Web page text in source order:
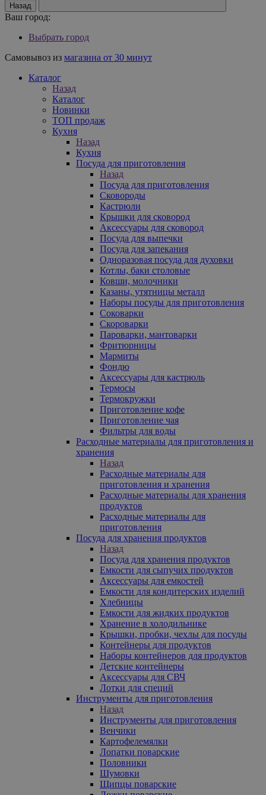
Назад
Ваш город:
Выбрать город
Самовывоз из магазина от 30 минут
Каталог
Назад
Каталог
Новинки
ТОП продаж
Кухня
Назад
Кухня
Посуда для приготовления
Назад
Посуда для приготовления
Сковороды
Кастрюли
Крышки для сковород
Аксессуары для сковород
Посуда для выпечки
Посуда для запекания
Одноразовая посуда для духовки
Котлы, баки столовые
Ковши, молочники
Казаны, утятницы металл
Наборы посуды для приготовления
Соковарки
Скороварки
Пароварки, мантоварки
Фритюрницы
Мармиты
Фондю
Аксессуары для кастрюль
Термосы
Термокружки
Приготовление кофе
Приготовление чая
Фильтры для воды
Расходные материалы для приготовления и
хранения
Назад
Расходные материалы для
приготовления и хранения
Расходные материалы для хранения
продуктов
Расходные материалы для
приготовления
Посуда для хранения продуктов
Назад
Посуда для хранения продуктов
Емкости для сыпучих продуктов
Аксессуары для емкостей
Емкости для кондитерских изделий
Хлебницы
Емкости для жидких продуктов
Хранение в холодильнике
Крышки, пробки, чехлы для посуды
Контейнеры для продуктов
Наборы контейнеров для продуктов
Детские контейнеры
Аксессуары для СВЧ
Лотки для специй
Инструменты для приготовления
Назад
Инструменты для приготовления
Венчики
Картофелемялки
Лопатки поварские
Половники
Шумовки
Щипцы поварские